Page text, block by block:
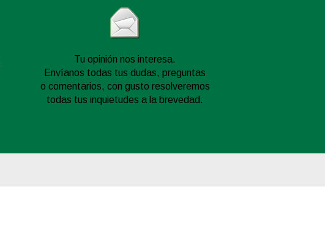
Tu opinión nos interesa.
Envíanos todas tus dudas, preguntas
o comentarios, con gusto resolveremos
todas tus inquietudes a la brevedad.